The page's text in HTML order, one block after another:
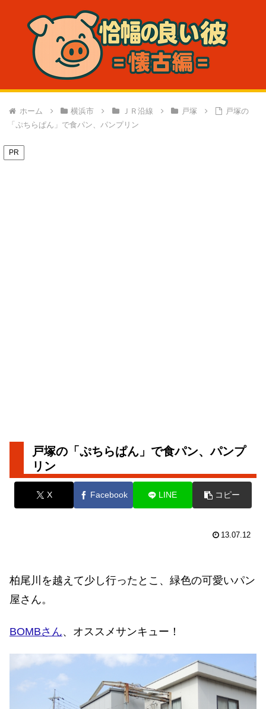
ホーム 横浜市 ＪＲ沿線 戸塚
戸塚の
「ぷちらぱん」で食パン、パンプリン
PR
戸塚の「ぷちらぱん」で食パン、パンプ
リン
X Facebook LINE コピー
13.07.12
柏尾川を越えて少し行ったとこ、緑色の可愛いパン
屋さん。
BOMBさん、オススメサンキュー！